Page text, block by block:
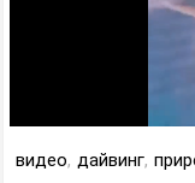
видео, дайвинг,